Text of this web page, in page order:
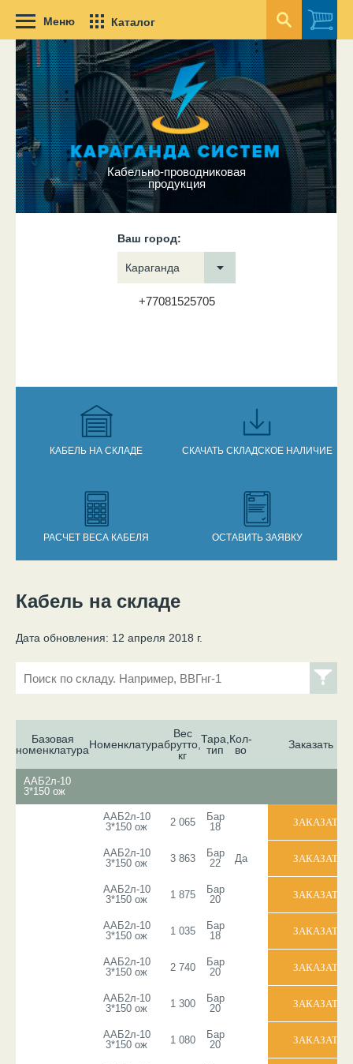
Меню Каталог
Кабельно-проводниковая
продукция
Ваш город:
Караганда
+77081525705
КАБЕЛЬ НА СКЛАДЕ СКАЧАТЬ СКЛАДСКОЕ НАЛИЧИЕ
РАСЧЕТ ВЕСА КАБЕЛЯ ОСТАВИТЬ ЗАЯВКУ
Вы здесь
Кабель на складе
Дата обновления: 12 апреля 2018 г.
Базовая
номенклатураНоменклатура
Вес
брутто,
кг
Тара,
тип
Кол-
во
Заказать
ААБ2л-10
3*150 ож
ААБ2л-10
3*150 ож
2 065
Бар
18
ААБ2л-10
3*150 ож
3 863
Бар
22
Да
ААБ2л-10
3*150 ож
1 875
Бар
20
ААБ2л-10
3*150 ож
1 035
Бар
18
ААБ2л-10
3*150 ож
2 740
Бар
20
ААБ2л-10
3*150 ож
1 300
Бар
20
ААБ2л-10
3*150 ож
1 080
Бар
20